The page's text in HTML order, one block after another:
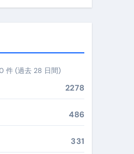
ドメイン
レーター #小林将大
件 (過去 28 日間)
2278
486
331